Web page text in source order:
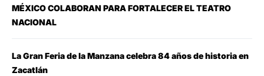
MÉXICO COLABORAN PARA FORTALECER EL TEATRO
NACIONAL
La Gran Feria de la Manzana celebra 84 años de historia en
Zacatlán